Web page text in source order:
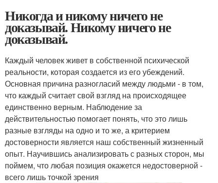
Никогда и никому ничего не
доказывай. Никому ничего не
доказывай.
Каждый человек живет в собственной психической
реальности, которая создается из его убеждений.
Основная причина разногласий между людьми - в том,
что каждый считает свой взгляд на происходящее
единственно верным. Наблюдение за
действительностью помогает понять, что это лишь
разные взгляды на одно и то же, а критерием
достоверности является наш собственный жизненный
опыт. Научившись анализировать с разных сторон, мы
поймем, что любая позиция окажется недостоверной -
всего лишь точкой зрения